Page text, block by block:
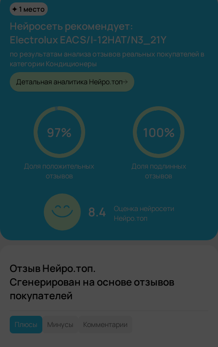
1 место
Нейросеть рекомендует:
Electrolux EACS/I-12HAT/N3_21Y
по результатам анализа отзывов реальных покупателей в
категории Кондиционеры
Детальная аналитика Нейро.топ
97%
Доля положительных
отзывов
100%
Доля подлинных
отзывов
8.4
Оценка нейросети
Нейро.топ
Отзыв Нейро.топ.
Сгенерирован на основе отзывов
покупателей
Плюсы Минусы Комментарии